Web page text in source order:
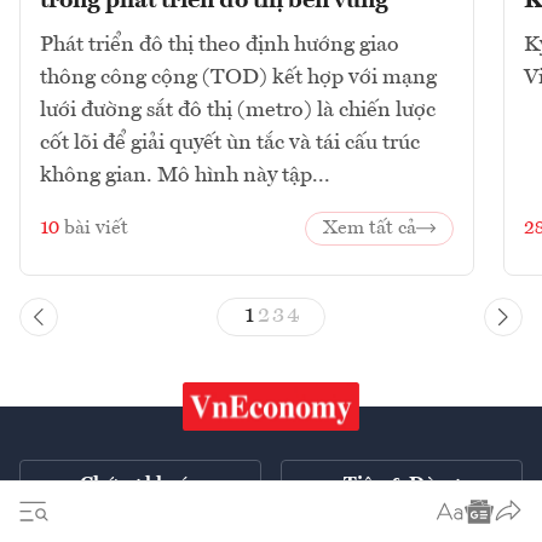
Phát triển đô thị theo định hướng giao
thông công cộng (TOD) kết hợp với mạng
lưới đường sắt đô thị (metro) là chiến lược
cốt lõi để giải quyết ùn tắc và tái cấu trúc
không gian. Mô hình này tập...
10 bài viết Xem tất cả
1 23 4
Chứng khoán Tiêu & Dùng